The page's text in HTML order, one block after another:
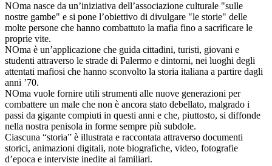
NOma nasce da un’iniziativa dell’associazione culturale "sulle
nostre gambe" e si pone l’obiettivo di divulgare "le storie" delle
molte persone che hanno combattuto la mafia fino a sacrificare le
proprie vite.
NOma è un’applicazione che guida cittadini, turisti, giovani e
studenti attraverso le strade di Palermo e dintorni, nei luoghi degli
attentati mafiosi che hanno sconvolto la storia italiana a partire dagli
anni ’70.
NOma vuole fornire utili strumenti alle nuove generazioni per
combattere un male che non è ancora stato debellato, malgrado i
passi da gigante compiuti in questi anni e che, piuttosto, si diffonde
nella nostra penisola in forme sempre più subdole.
Ciascuna “storia” è illustrata e raccontata attraverso documenti
storici, animazioni digitali, note biografiche, video, fotografie
d’epoca e interviste inedite ai familiari.